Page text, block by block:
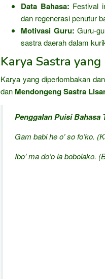
Data Bahasa: Festival
dan regenerasi penutur
Motivasi Guru: Guru-
sastra daerah dalam
Karya Sastra
Karya yang diperlombakan
dan Mendongeng Sastra
Penggalan Puisi Bahasa
Gam babi he o’ so fo’ko.
Ibo’ ma do’o la bobolako.